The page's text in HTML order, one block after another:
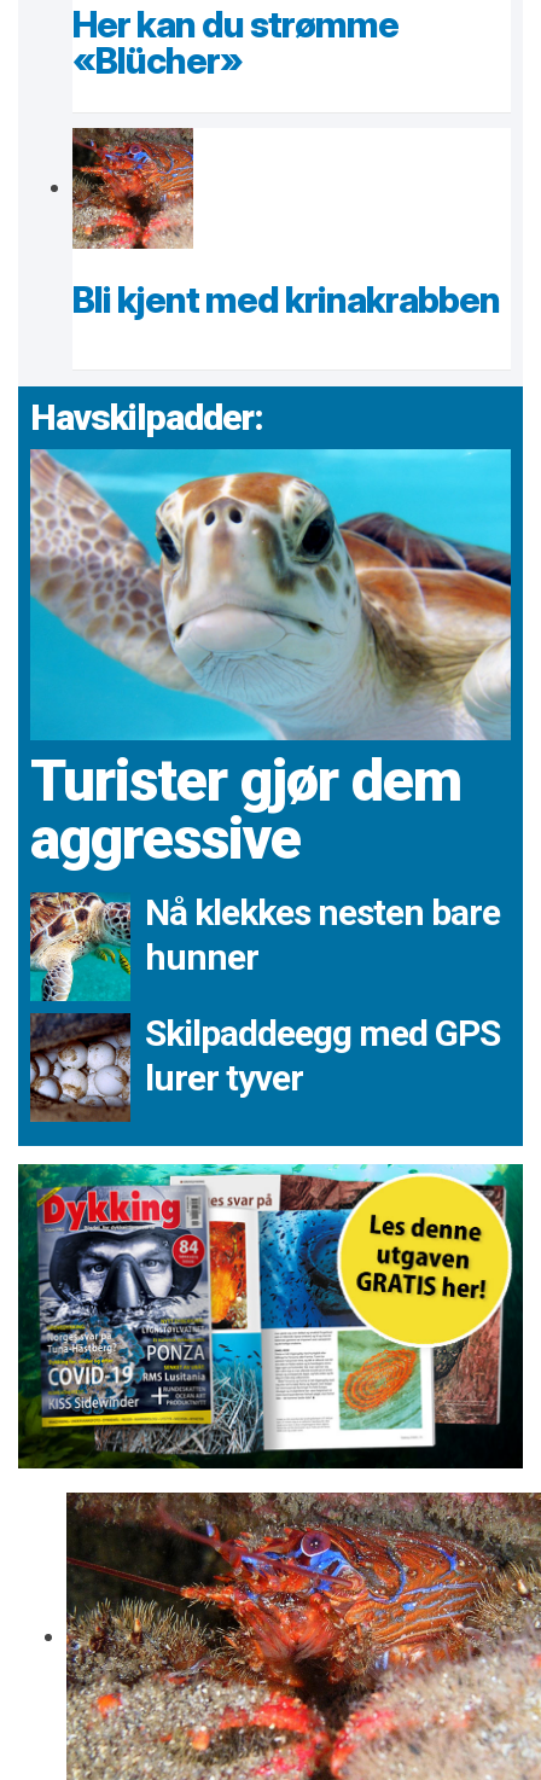
Her kan du strømme
«Blücher»
Bli kjent med krinakrabben
Havskilpadder:
Turister gjør dem
aggressive
Nå klekkes nesten bare
hunner
Skilpaddeegg med GPS
lurer tyver